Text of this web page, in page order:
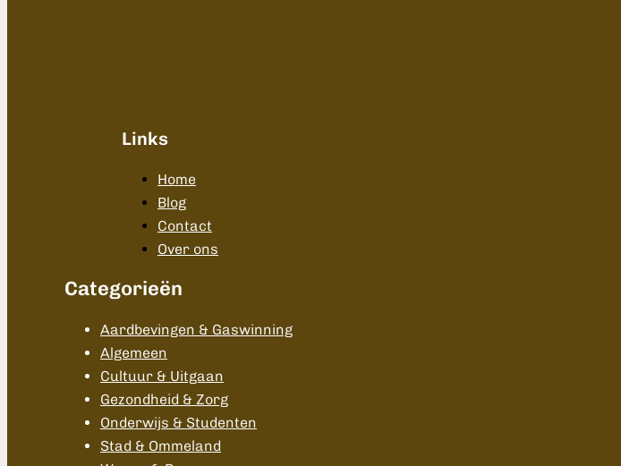
Links
Home
Blog
Contact
Over ons
Categorieën
Aardbevingen & Gaswinning
Algemeen
Cultuur & Uitgaan
Gezondheid & Zorg
Onderwijs & Studenten
Stad & Ommeland